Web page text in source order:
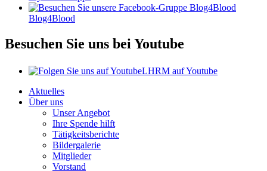
Blog4Blood
Besuchen Sie uns bei Youtube
LHRM auf Youtube
Aktuelles
Über uns
Unser Angebot
Ihre Spende hilft
Tätigkeitsberichte
Bildergalerie
Mitglieder
Vorstand